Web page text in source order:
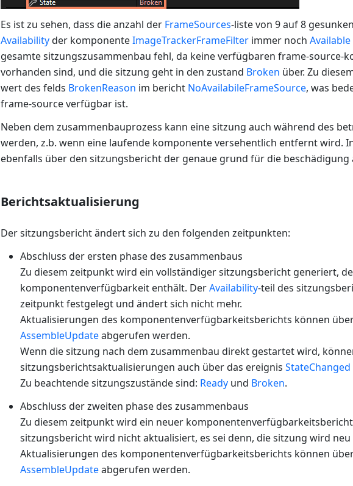
Es ist zu sehen, dass die anzahl der FrameSources-liste von 9 auf 8
Availabilityder komponenteImageTrackerFrameFilterimmer noch Available
gesamte sitzungszusammenbau fehl, da keine verfügbaren frame-source-
vorhanden sind, und die sitzung geht in den zustand Broken über. Zu
wert des felds BrokenReason im bericht NoAvailabileFrameSource, was
frame-source verfügbar ist.
Neben dem zusammenbauprozess kann eine sitzung auch während des
werden, z.b. wenn eine laufende komponente versehentlich entfernt wird.
ebenfalls über den sitzungsbericht der genaue grund für die
Berichtsaktualisierung
Der sitzungsbericht ändert sich zu den folgenden zeitpunkten:
Abschluss der ersten phase des zusammenbaus
Zu diesem zeitpunkt wird ein vollständiger sitzungsbericht generiert,
komponentenverfügbarkeit enthält. DerAvailability-teil des
zeitpunkt festgelegt und ändert sich nicht mehr.
Aktualisierungen des komponentenverfügbarkeitsberichts können
AssembleUpdateabgerufen werden.
Wenn die sitzung nach dem zusammenbau direkt gestartet wird,
sitzungsberichtsaktualisierungen auch über das ereignis StateChanged
Zu beachtende sitzungszustände sind: Readyund Broken.
Abschluss der zweiten phase des zusammenbaus
Zu diesem zeitpunkt wird ein neuer
sitzungsbericht wird nicht aktualisiert, es sei denn, die sitzung wird
Aktualisierungen des komponentenverfügbarkeitsberichts können
AssembleUpdateabgerufen werden.